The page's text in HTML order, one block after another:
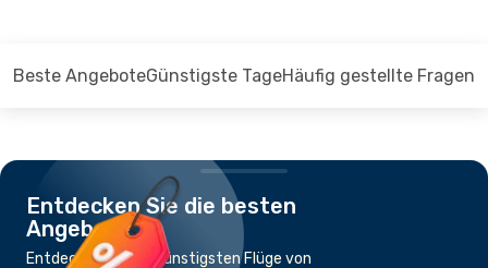
Beste AngeboteGünstigste TageHäufig gestellte Fragen
Entdecken Sie die besten
Angebote
Entdecken Sie die günstigsten Flüge von